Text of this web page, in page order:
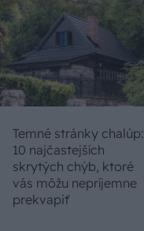
Temné stránky chalúp:
10 najčastejších
skrytých chýb, ktoré
vás môžu nepríjemne
prekvapiť